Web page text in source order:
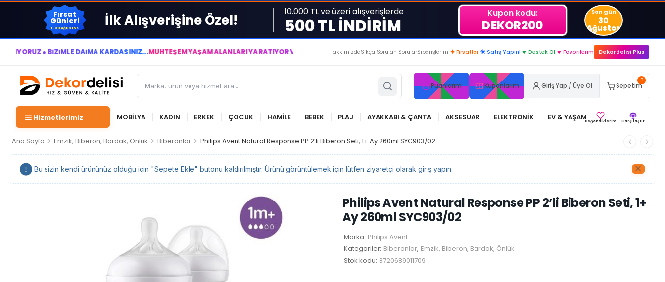
Fırsat
Günleri
1-30 Ağustos İlk Alışverişine Özel! 10.000 TL ve üzeri alışverişlerde
500 TL İNDİRİM
Kupon kodu:
DEKOR200
Son gün
30
Ağustos
● BİZİMLE DAİMA KÂRDASINIZ...MUHTEŞEM YAŞAM ALANLARI YARATIYOR VE YAŞATIYORUZ ● BİZİMLE DAİMA KÂRDASINIZ...
HakkımızdaSıkça Sorulan SorularSiparişlerim ✦ Fırsatlar ☀ Satış Yapın! ♥ Destek Ol ♥ Favorilerim Dekordelisi Plus
Puanlarım Kuponlarım Giriş Yap / Üye Ol
0
Sepetim
Hizmetlerimiz MOBİLYA KADIN ERKEK ÇOCUK HAMİLE BEBEK PLAJ AYAKKABI & ÇANTA AKSESUAR ELEKTRONİK EV & YAŞAMBeğendiklerim Karşılaştır
Ana Sayfa > Emzik, Biberon, Bardak, Önlük > Biberonlar > Philips Avent Natural Response PP 2’li Biberon Seti, 1+ Ay 260ml SYC903/02
Bu sizin kendi ürününüz olduğu için "Sepete Ekle" butonu kaldırılmıştır. Ürünü görüntülemek için lütfen ziyaretçi olarak giriş yapın.
Philips Avent Natural Response PP 2’li Biberon Seti, 1+
Ay 260ml SYC903/02
Marka: Philips Avent
Kategoriler: Biberonlar, Emzik, Biberon, Bardak, Önlük
Stok kodu: 8720689011709